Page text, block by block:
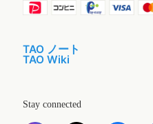
TAO ノート
TAO Wiki
Stay connected